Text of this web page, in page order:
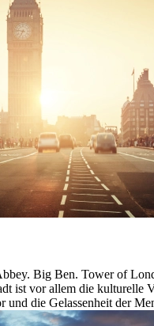
Big Ben. Tower of
ist vor allem die kulturelle
und die Gelassenheit der